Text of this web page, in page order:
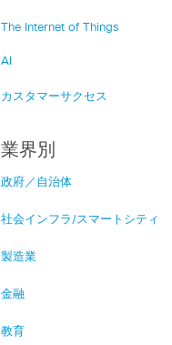
The Internet of Things
AI
カスタマーサクセス
業界別
政府／自治体
社会インフラ/スマートシティ
製造業
金融
教育